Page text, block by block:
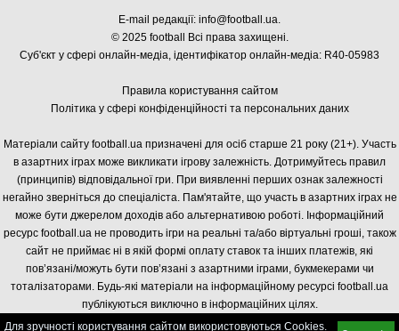
E-mail редакції: info@football.ua.
© 2025 football Всі права захищені.
Суб'єкт у сфері онлайн-медіа, ідентифікатор онлайн-медіа: R40-05983
Правила користування сайтом
Політика у сфері конфіденційності та персональних даних
Матеріали сайту football.ua призначені для осіб старше 21 року (21+). Участь
в азартних іграх може викликати ігрову залежність. Дотримуйтесь правил
(принципів) відповідальної гри. При виявленні перших ознак залежності
негайно зверніться до спеціаліста. Пам'ятайте, що участь в азартних іграх не
може бути джерелом доходів або альтернативою роботі. Інформаційний
ресурс football.ua не проводить ігри на реальні та/або віртуальні гроші, також
сайт не приймає ні в якій формі оплату ставок та інших платежів, які
пов’язані/можуть бути пов’язані з азартними іграми, букмекерами чи
тоталізаторами. Будь-які матеріали на інформаційному ресурсі football.ua
публікуються виключно в інформаційних цілях.
Для зручності користування сайтом використовуються Cookies.